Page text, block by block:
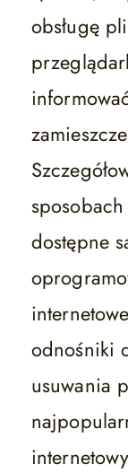
obsługę
dostępne
odnośniki
usuwania